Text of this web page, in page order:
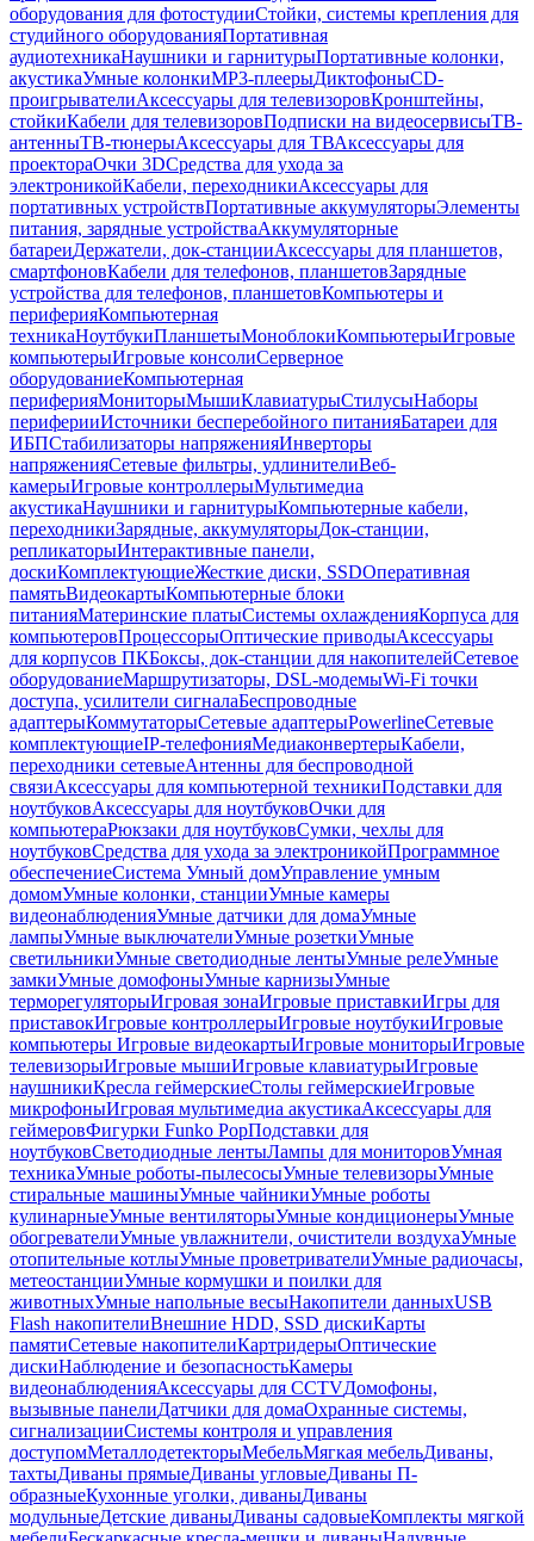
оборудования для фотостудииСтойки, системы крепления для
студийного оборудованияПортативная
аудиотехникаНаушники и гарнитурыПортативные колонки,
акустикаУмные колонкиMP3-плеерыДиктофоныCD-
проигрывателиАксессуары для телевизоровКронштейны,
стойкиКабели для телевизоровПодписки на видеосервисыТВ-
антенныТВ-тюнерыАксессуары для ТВАксессуары для
проектораОчки 3DСредства для ухода за
электроникойКабели, переходникиАксессуары для
портативных устройствПортативные аккумуляторыЭлементы
питания, зарядные устройстваАккумуляторные
батареиДержатели, док-станцииАксессуары для планшетов,
смартфоновКабели для телефонов, планшетовЗарядные
устройства для телефонов, планшетовКомпьютеры и
периферияКомпьютерная
техникаНоутбукиПланшетыМоноблокиКомпьютерыИгровые
компьютерыИгровые консолиСерверное
оборудованиеКомпьютерная
периферияМониторыМышиКлавиатурыСтилусыНаборы
периферииИсточники бесперебойного питанияБатареи для
ИБПСтабилизаторы напряженияИнверторы
напряженияСетевые фильтры, удлинителиВеб-
камерыИгровые контроллерыМультимедиа
акустикаНаушники и гарнитурыКомпьютерные кабели,
переходникиЗарядные, аккумуляторыДок-станции,
репликаторыИнтерактивные панели,
доскиКомплектующиеЖесткие диски, SSDОперативная
памятьВидеокартыКомпьютерные блоки
питанияМатеринские платыСистемы охлажденияКорпуса для
компьютеровПроцессорыОптические приводыАксессуары
для корпусов ПКБоксы, док-станции для накопителейСетевое
оборудованиеМаршрутизаторы, DSL-модемыWi-Fi точки
доступа, усилители сигналаБеспроводные
адаптерыКоммутаторыСетевые адаптерыPowerlineСетевые
комплектующиеIP-телефонияМедиаконвертерыКабели,
переходники сетевыеАнтенны для беспроводной
связиАксессуары для компьютерной техникиПодставки для
ноутбуковАксессуары для ноутбуковОчки для
компьютераРюкзаки для ноутбуковСумки, чехлы для
ноутбуковСредства для ухода за электроникойПрограммное
обеспечениеСистема Умный домУправление умным
домомУмные колонки, станцииУмные камеры
видеонаблюденияУмные датчики для домаУмные
лампыУмные выключателиУмные розеткиУмные
светильникиУмные светодиодные лентыУмные релеУмные
замкиУмные домофоныУмные карнизыУмные
терморегуляторыИгровая зонаИгровые приставкиИгры для
приставокИгровые контроллерыИгровые ноутбукиИгровые
компьютеры Игровые видеокартыИгровые мониторыИгровые
телевизорыИгровые мышиИгровые клавиатурыИгровые
наушникиКресла геймерскиеСтолы геймерскиеИгровые
микрофоныИгровая мультимедиа акустикаАксессуары для
геймеровФигурки Funko PopПодставки для
ноутбуковСветодиодные лентыЛампы для мониторовУмная
техникаУмные роботы-пылесосыУмные телевизорыУмные
стиральные машиныУмные чайникиУмные роботы
кулинарныеУмные вентиляторыУмные кондиционерыУмные
обогревателиУмные увлажнители, очистители воздухаУмные
отопительные котлыУмные проветривателиУмные радиочасы,
метеостанцииУмные кормушки и поилки для
животныхУмные напольные весыНакопители данныхUSB
Flash накопителиВнешние HDD, SSD дискиКарты
памятиСетевые накопителиКартридерыОптические
дискиНаблюдение и безопасностьКамеры
видеонаблюденияАксессуары для CCTVДомофоны,
вызывные панелиДатчики для домаОхранные системы,
сигнализацииСистемы контроля и управления
доступомМеталлодетекторыМебельМягкая мебельДиваны,
тахтыДиваны прямыеДиваны угловыеДиваны П-
образныеКухонные уголки, диваныДиваны
модульныеДетские диваныДиваны садовыеКомплекты мягкой